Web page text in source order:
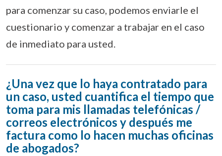
para comenzar su caso, podemos enviarle el
cuestionario y comenzar a trabajar en el caso
de inmediato para usted.
¿Una vez que lo haya contratado para
un caso, usted cuantifica el tiempo que
toma para mis llamadas telefónicas /
correos electrónicos y después me
factura como lo hacen muchas oficinas
de abogados?